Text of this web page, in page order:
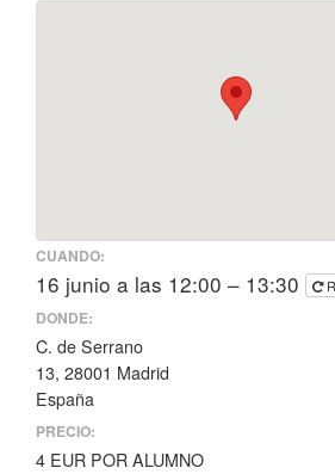
CUANDO:
16 junio a las 12:00 – 13:30
DONDE:
C. de Serrano
13, 28001 Madrid
España
PRECIO:
4 EUR POR ALUMNO